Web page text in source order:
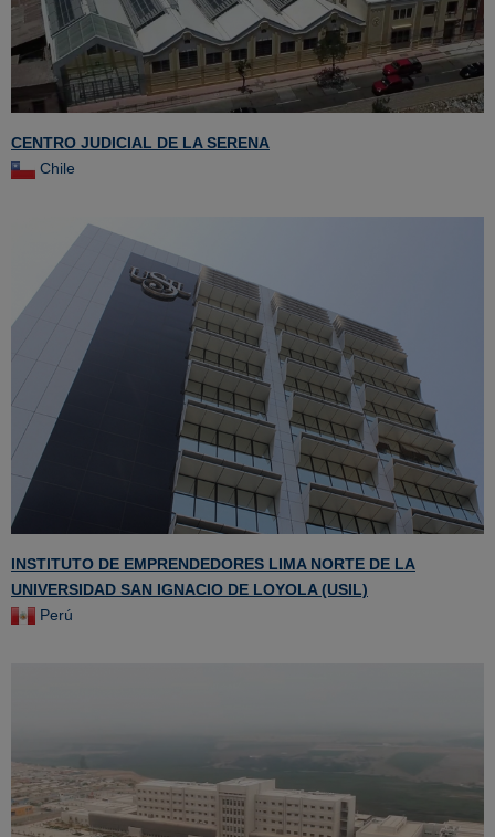
CENTRO JUDICIAL DE LA SERENA
Chile
INSTITUTO DE EMPRENDEDORES LIMA NORTE DE LA
UNIVERSIDAD SAN IGNACIO DE LOYOLA (USIL)
Perú